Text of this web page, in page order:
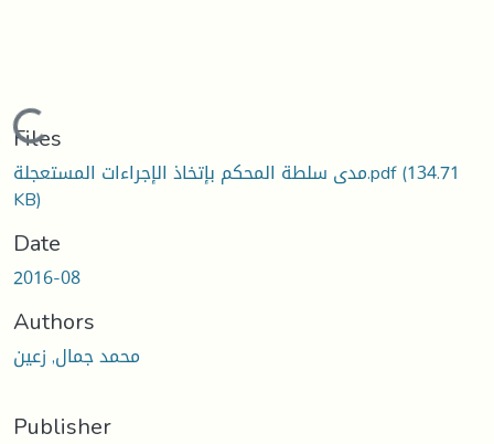
Loading...
Files
مدى سلطة المحكم بإتخاذ الإجراءات المستعجلة.pdf(134.71
KB)
Date
2016-08
Authors
محمد جمال, زعين
Publisher